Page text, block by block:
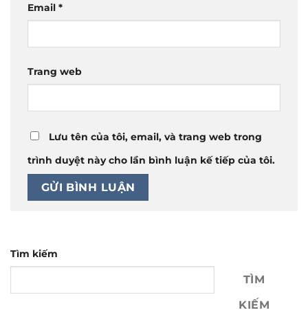
Email *
Trang web
Lưu tên của tôi, email, và trang web trong
trình duyệt này cho lần bình luận kế tiếp của tôi.
Tìm kiếm
TÌM
KIẾM